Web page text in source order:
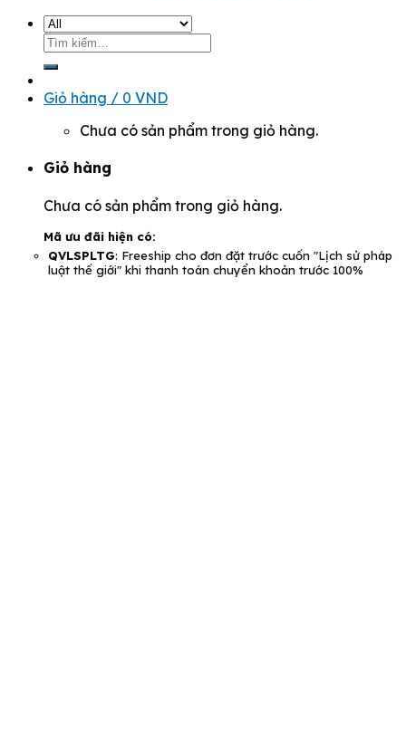
Tìm
Giỏ hàng / 0 VND
Chưa có sản phẩm trong giỏ hàng.
Giỏ hàng
Chưa có sản phẩm trong giỏ hàng.
Mã ưu đãi hiện có:
QVLSPLTG: Freeship cho đơn đặt trước cuốn "Lịch sử pháp
luật thế giới" khi thanh toán chuyển khoản trước 100%